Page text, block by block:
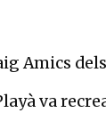
Amics
va